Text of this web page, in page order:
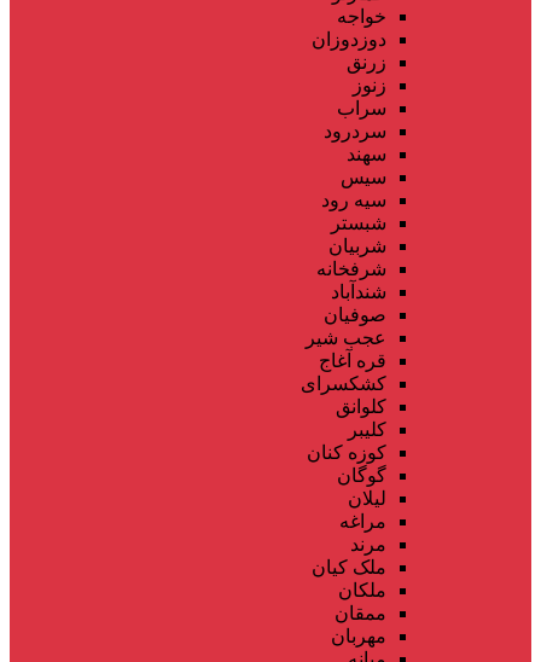
خواجه
دوزدوزان
زرنق
زنوز
سراب
سردرود
سهند
سیس
سیه رود
شبستر
شربیان
شرفخانه
شندآباد
صوفیان
عجب شیر
قره آغاج
کشکسرای
کلوانق
کلیبر
کوزه کنان
گوگان
لیلان
مراغه
مرند
ملک کیان
ملکان
ممقان
مهربان